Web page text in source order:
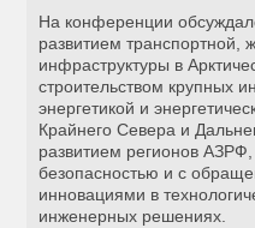
На конференции
развитием транспортной,
инфраструктуры в
строительством крупных
энергетикой и
Крайнего Севера и
развитием регионов АЗРФ,
безопасностью и с
инновациями в
инженерных решениях.